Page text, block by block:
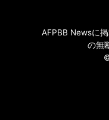
AFPBB Newsに
の無